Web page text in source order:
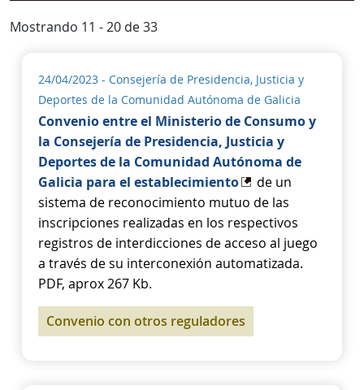
Mostrando 11 - 20 de 33
24/04/2023 - Consejería de Presidencia, Justicia y
Deportes de la Comunidad Autónoma de Galicia
Convenio entre el Ministerio de Consumo y
la Consejería de Presidencia, Justicia y
Deportes de la Comunidad Autónoma de
Galicia para el establecimiento
de un
sistema de reconocimiento mutuo de las
inscripciones realizadas en los respectivos
registros de interdicciones de acceso al juego
a través de su interconexión automatizada.
PDF, aprox 267 Kb.
Convenio con otros reguladores